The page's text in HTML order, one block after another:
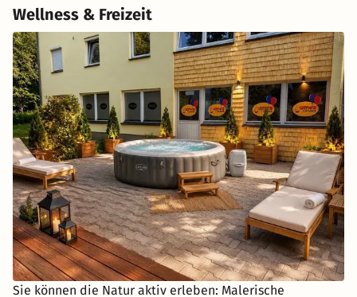
Wellness & Freizeit
Sie können die Natur aktiv erleben: Malerische